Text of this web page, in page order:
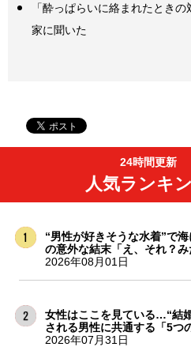
「酔っぱらいに絡まれたとき
家に聞いた
24時間更新
人気ランキ
“男性が好きそうな水着”で
の意外な結末「え、それ？
2026年08月01日
女性はここを見ている…“結
される男性に共通する「5つ
2026年07月31日